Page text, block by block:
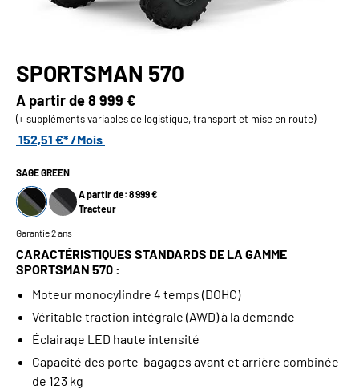
SPORTSMAN 570
A partir de8 999 €
(+ suppléments variables de logistique, transport et mise en route)
152,51 €* /Mois
SAGE GREEN
A partir de: 8 999 €
Tracteur
Garantie 2 ans
CARACTÉRISTIQUES STANDARDS DE LA GAMME
SPORTSMAN 570 :
Moteur monocylindre 4 temps (DOHC)
Véritable traction intégrale (AWD) à la demande
Éclairage LED haute intensité
Capacité des porte-bagages avant et arrière combinée
de 123 kg